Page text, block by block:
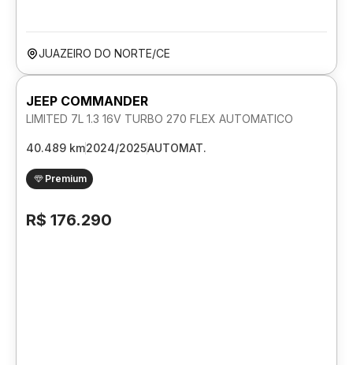
JUAZEIRO DO NORTE/CE
JEEP COMMANDER
LIMITED 7L 1.3 16V TURBO 270 FLEX AUTOMATICO
40.489 km2024/2025AUTOMAT.
Premium
R$ 176.290